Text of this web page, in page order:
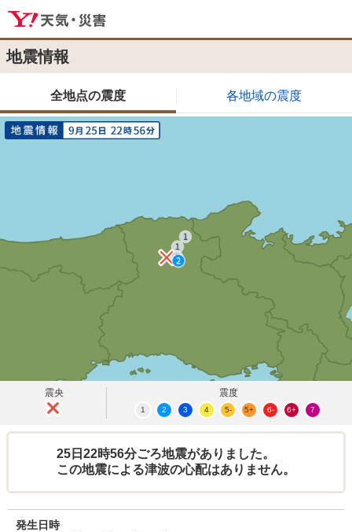
地震情報
全地点の震度 各地域の震度
震央 震度
1 2 3 4 5- 5+ 6- 6+ 7
25日22時56分ごろ地震がありました。
この地震による津波の心配はありません。
発生日時